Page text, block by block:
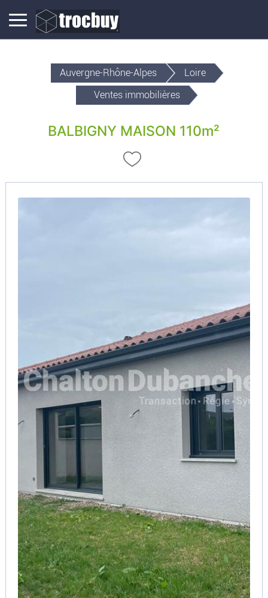
Auvergne-Rhône-Alpes
Loire
Ventes immobilières
BALBIGNY MAISON 110m²